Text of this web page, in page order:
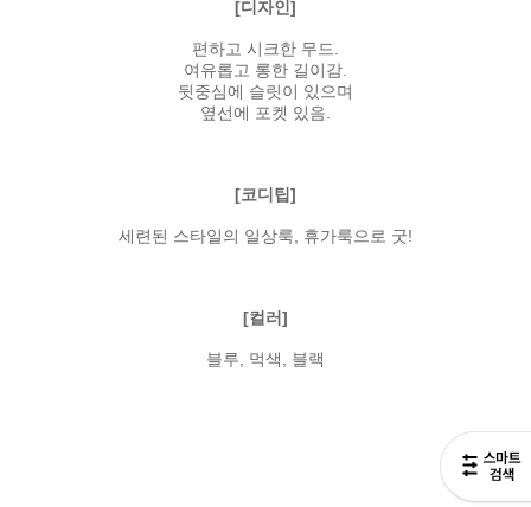
[디자인]
편하고 시크한 무드.
여유롭고 롱한 길이감.
뒷중심에 슬릿이 있으며
옆선에 포켓 있음.
[코디팁]
세련된 스타일의 일상룩, 휴가룩으로 굿!
[컬러]
블루, 먹색, 블랙